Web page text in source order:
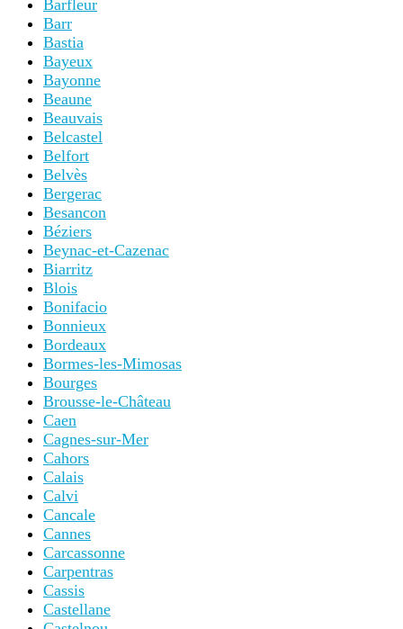
Barfleur
Barr
Bastia
Bayeux
Bayonne
Beaune
Beauvais
Belcastel
Belfort
Belvès
Bergerac
Besancon
Béziers
Beynac-et-Cazenac
Biarritz
Blois
Bonifacio
Bonnieux
Bordeaux
Bormes-les-Mimosas
Bourges
Brousse-le-Château
Caen
Cagnes-sur-Mer
Cahors
Calais
Calvi
Cancale
Cannes
Carcassonne
Carpentras
Cassis
Castellane